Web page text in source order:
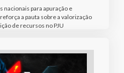
para apuração e
a pauta sobre a valorização
de recursos no PJU